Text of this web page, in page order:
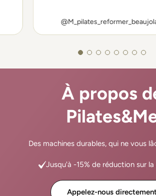
À propos
Des machines durables, qui ne vous
Jusqu'à -15% de réduction sur
Appelez-nous